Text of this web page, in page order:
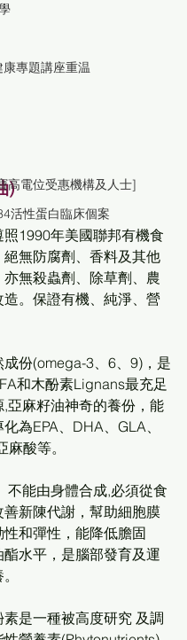
專題講座重温
高電位受惠機構及人士]
活性蛋白臨床個案
)
1990年美國聯邦有機食
無防腐劑、香料及其他
亦無殺蟲劑、除草劑、農
。保證有機、純淨、營
份(omega-3、6、9)，是
和木酚素Lignans最充足
,亞麻籽油神奇的養份，能
為EPA、DHA、GLA、
酸等。
不能由身體合成,必須從食
新陳代謝，幫助細胞膜
和彈性，能降低膽固
水平，是腦部發育及運
是一種被高度研究 及調